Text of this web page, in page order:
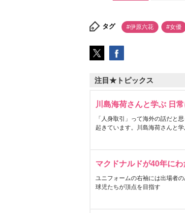
タグ #伊原六花 #女優
注目★トピックス
川島海荷さんと学ぶ 日
「人身取引」って海外の話だと
起きています。川島海荷さんと学
マクドナルドが40年にわ
ユニフォームの右袖には出場者
球児たちが頂点を目指す